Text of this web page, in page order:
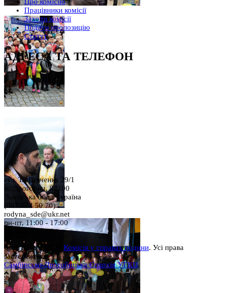
Працівники комісії
Заходи комісії
Подати пропозицію
Статут
АДРЕСА ТА ТЕЛЕФОН
вул. Т. Шевченка 29/1
м. Дрогобич, 82100
Львівська обл., Україна
(067 674 50 70)
rodyna_sde@ukr.net
пн-пт, 11:00 - 17:00
сб, 9:00 - 15:00
Copyright © 2026 Комісія у справах родини. Усі права
застережено.
Самбірсько-Дрогобицька Єпархія УГКЦ